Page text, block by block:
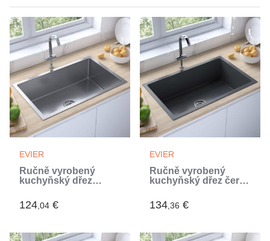
EVIER
Ručně vyrobený
kuchyňský dřez
(Argent)
124,04 €
EVIER
Ručně vyrobený
kuchyňský dřez černý
134,36 €